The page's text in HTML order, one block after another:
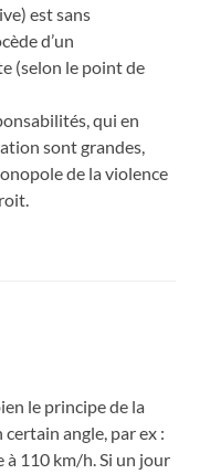
est sans
d’un
(selon le point de
qui en
sont grandes,
de la violence
le principe de la
angle, par ex :
110 km/h. Si un jour